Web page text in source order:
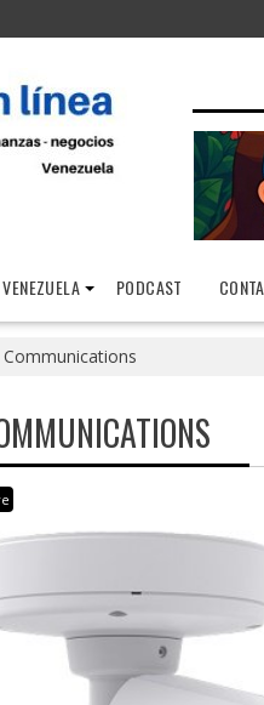
PODCAST
Communications